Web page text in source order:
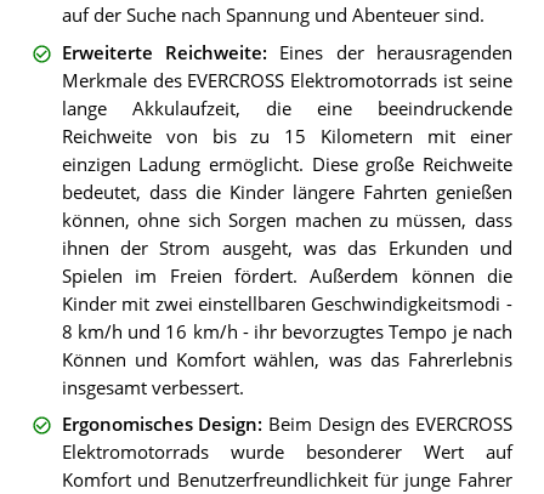
auf der Suche nach Spannung und Abenteuer sind.
Erweiterte Reichweite: Eines der herausragenden
Merkmale des EVERCROSS Elektromotorrads ist seine
lange Akkulaufzeit, die eine beeindruckende
Reichweite von bis zu 15 Kilometern mit einer
einzigen Ladung ermöglicht. Diese große Reichweite
bedeutet, dass die Kinder längere Fahrten genießen
können, ohne sich Sorgen machen zu müssen, dass
ihnen der Strom ausgeht, was das Erkunden und
Spielen im Freien fördert. Außerdem können die
Kinder mit zwei einstellbaren Geschwindigkeitsmodi -
8 km/h und 16 km/h - ihr bevorzugtes Tempo je nach
Können und Komfort wählen, was das Fahrerlebnis
insgesamt verbessert.
Ergonomisches Design: Beim Design des EVERCROSS
Elektromotorrads wurde besonderer Wert auf
Komfort und Benutzerfreundlichkeit für junge Fahrer